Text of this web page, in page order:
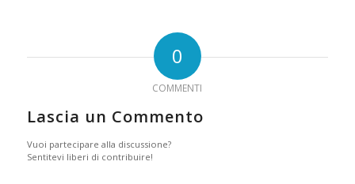
0
COMMENTI
Lascia un Commento
Vuoi partecipare alla discussione?
Sentitevi liberi di contribuire!